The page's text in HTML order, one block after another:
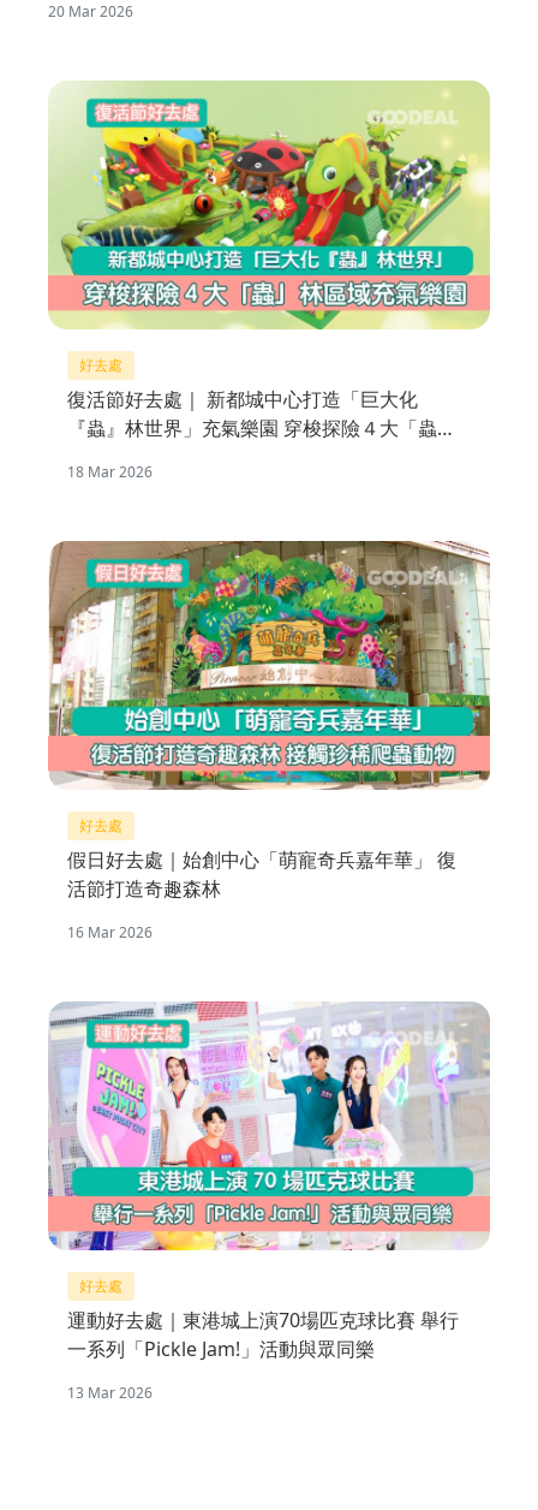
20 Mar 2026
好去處
復活節好去處｜ 新都城中心打造「巨大化
『蟲』林世界」充氣樂園 穿梭探險４大「蟲」
18 Mar 2026
好去處
假日好去處｜始創中心「萌寵奇兵嘉年華」 復
活節打造奇趣森林
16 Mar 2026
好去處
運動好去處｜東港城上演70場匹克球比賽 舉行
一系列「Pickle Jam!」活動與眾同樂
13 Mar 2026